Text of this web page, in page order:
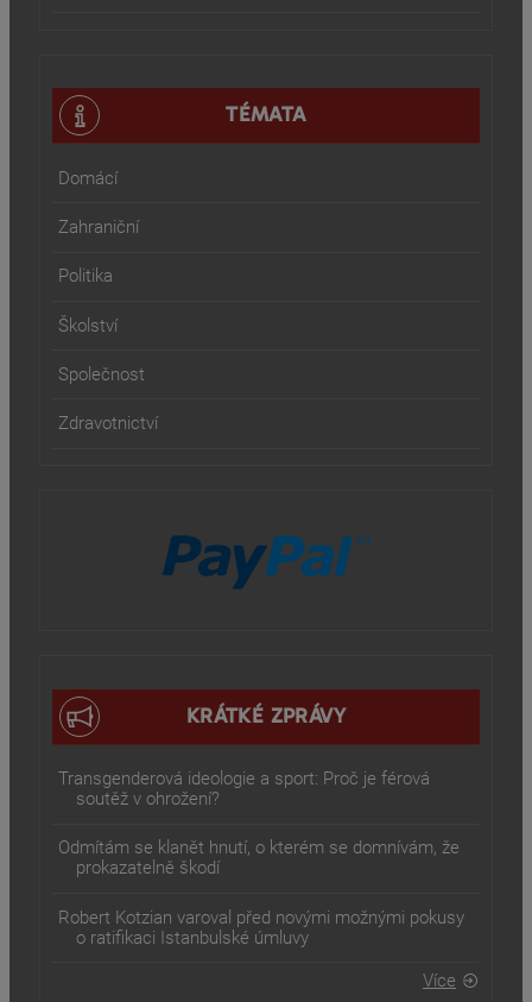
TÉMATA
Domácí
Zahraniční
Politika
Školství
Společnost
Zdravotnictví
KRÁTKÉ ZPRÁVY
Transgenderová ideologie a sport: Proč je férová
soutěž v ohrožení?
Odmítám se klanět hnutí, o kterém se domnívám, že
prokazatelně škodí
Robert Kotzian varoval před novými možnými pokusy
o ratifikaci Istanbulské úmluvy
Více